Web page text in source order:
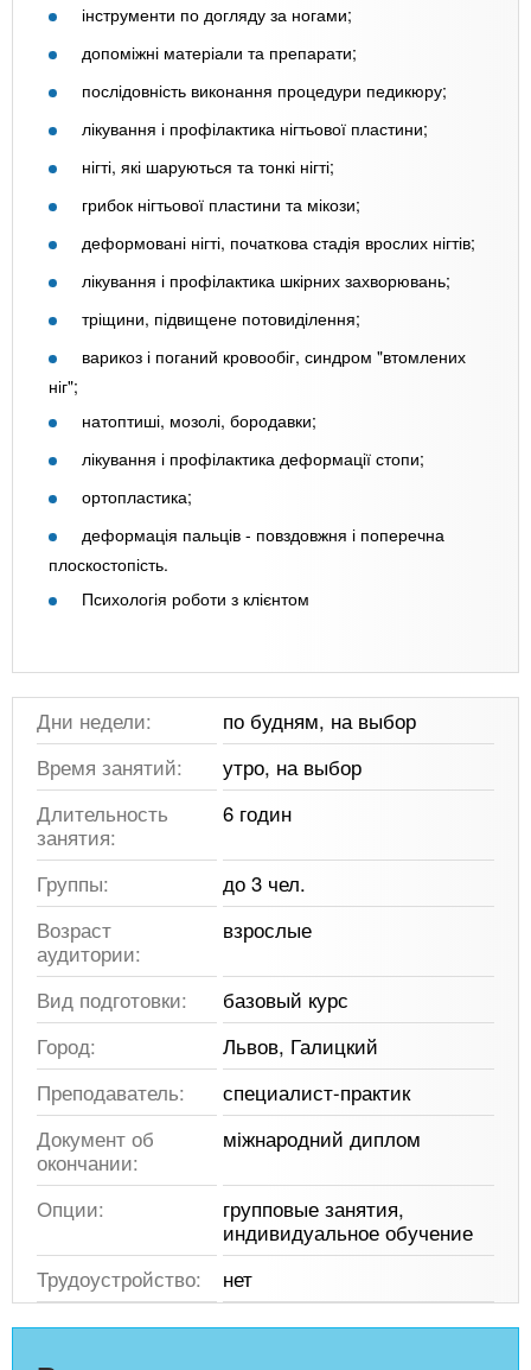
інструменти по догляду за ногами;
допоміжні матеріали та препарати;
послідовність виконання процедури педикюру;
лікування і профілактика нігтьової пластини;
нігті, які шаруються та тонкі нігті;
грибок нігтьової пластини та мікози;
деформовані нігті, початкова стадія врослих нігтів;
лікування і профілактика шкірних захворювань;
тріщини, підвищене потовиділення;
варикоз і поганий кровообіг, синдром "втомлених
ніг";
натоптиші, мозолі, бородавки;
лікування і профілактика деформації стопи;
ортопластика;
деформація пальців - повздовжня і поперечна
плоскостопість.
Психологія роботи з клієнтом
Дни недели:
по будням, на выбор
Время занятий:
утро, на выбор
Длительность
занятия:
6 годин
Группы:
до 3 чел.
Возраст
аудитории:
взрослые
Вид подготовки:
базовый курс
Город:
Львов, Галицкий
Преподаватель:
специалист-практик
Документ об
окончании:
міжнародний диплом
Опции:
групповые занятия,
индивидуальное обучение
Трудоустройство:
нет